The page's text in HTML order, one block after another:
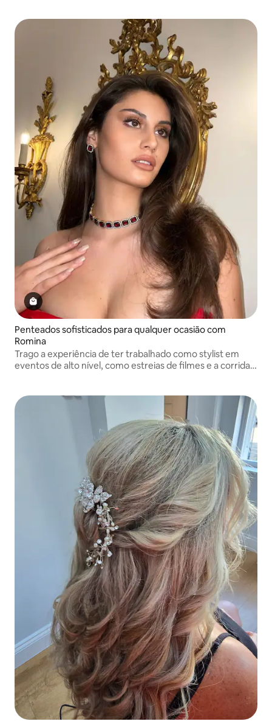
Penteados sofisticados para qualquer ocasião com
Romina
Trago a experiência de ter trabalhado como stylist em
eventos de alto nível, como estreias de filmes e a corrida